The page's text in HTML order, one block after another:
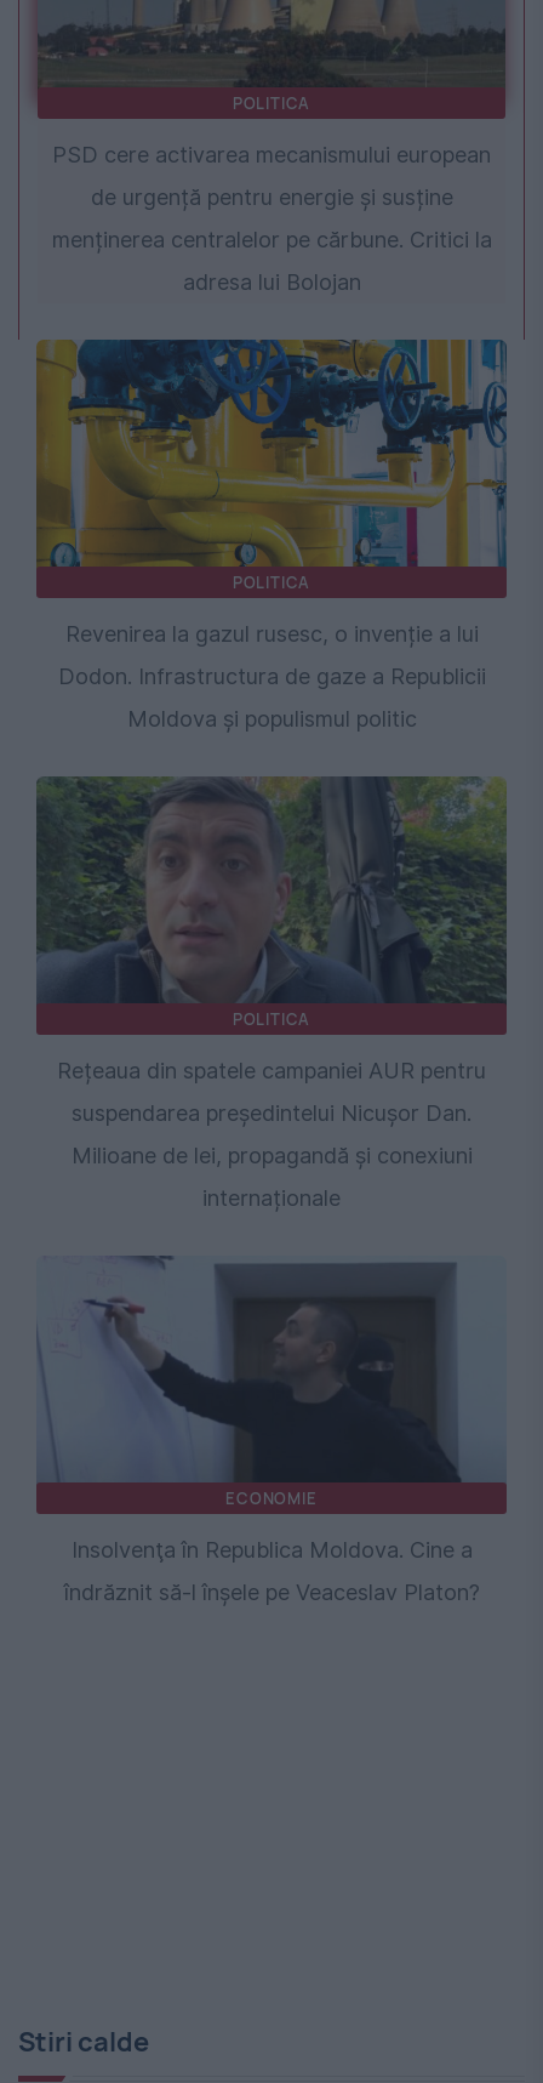
POLITICA
PSD cere activarea mecanismului european
de urgență pentru energie și susține
menținerea centralelor pe cărbune. Critici la
adresa lui Bolojan
POLITICA
Revenirea la gazul rusesc, o invenție a lui
Dodon. Infrastructura de gaze a Republicii
Moldova și populismul politic
POLITICA
Rețeaua din spatele campaniei AUR pentru
suspendarea președintelui Nicușor Dan.
Milioane de lei, propagandă și conexiuni
internaționale
ECONOMIE
Insolvenţa în Republica Moldova. Cine a
îndrăznit să-l înşele pe Veaceslav Platon?
Stiri calde